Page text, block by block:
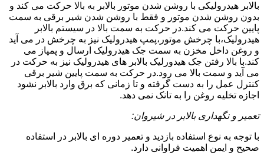
بالابر هیدرولیکی با روشن شدن موتور بالابر به بالا حرکت می کند و
بدون روشن شدن موتور و فقط با روشن شدن شیر برقی به سمت
پایین حرکت می کند.در حرکت به سمت بالا در سیستم بالابر
هیدرولیک،با چرخش موتور،پمپ هیدرولیک نیز به چرخش در می آید
و روغن داخل مخزن به سمت جک هیدرولیک ارسال و پمپاز می
کند.با بالا رفتن جک هیدورلیک بالابر های هیدرولیک نیز به حرکت در
می آید و سمت بالا می رود.در حرکت به سمت پایین شیر برقی
کنترل عمل را به دست گرفته و تا زمانی که برق وارد بالابر نشود
اجازه تخلیه روغن را به تانک نمی دهد.
تعمیر و نگهداری بالابر در شیروان:
با توجه به نوع استفاده بازدید و تعمیر دوره ای بالابر در استفاده
صحیح و ایمن اهمیت فراوانی دارد.